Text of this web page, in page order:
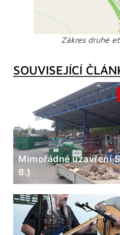
Zákres druhé
SOUVISEJÍCÍ
Mimořádné uzavření
8.)